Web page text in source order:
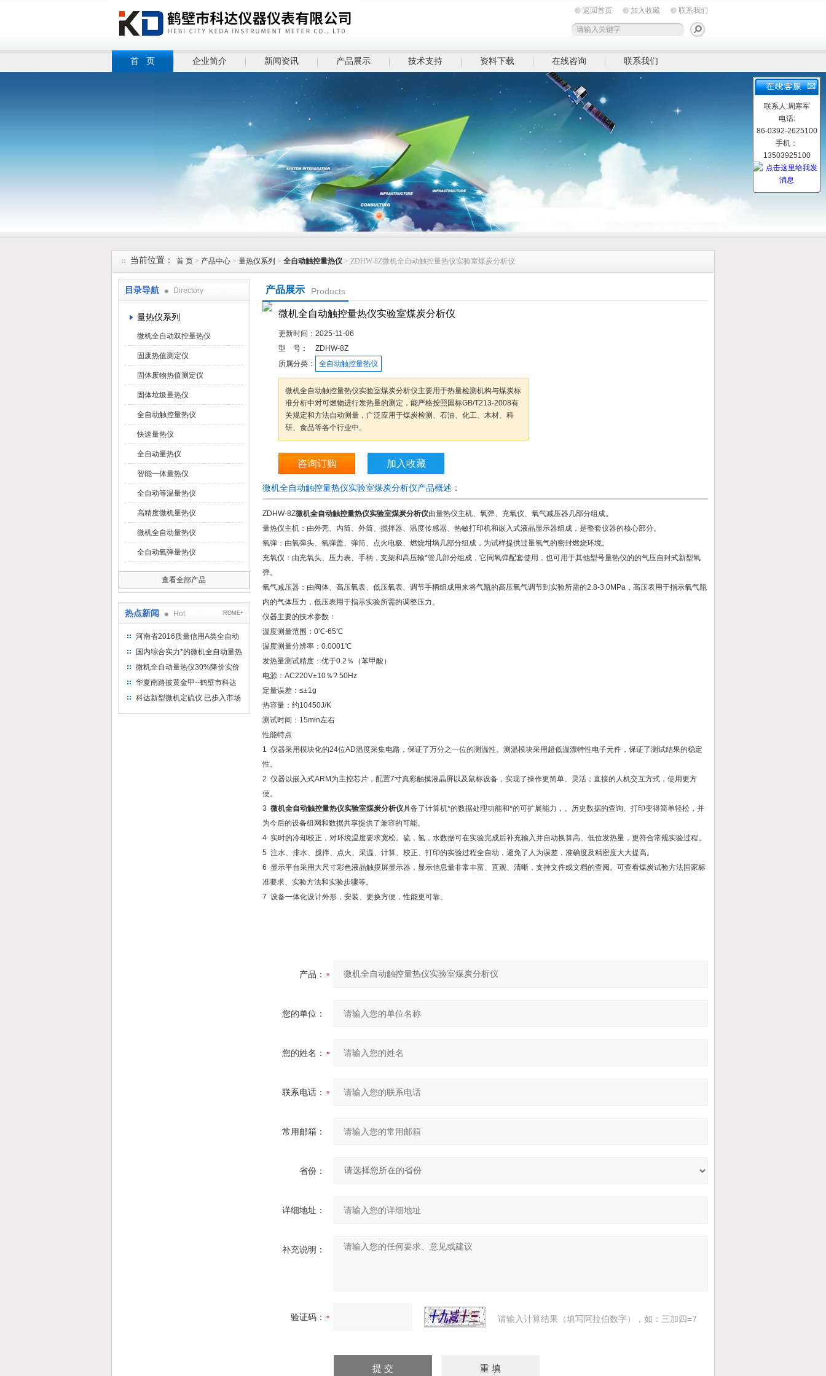
返回首页 加入收藏 联系我们
首 页 企业简介 新闻资讯 产品展示 技术支持 资料下载 在线咨询 联系我们
当前位置： 首 页 > 产品中心 > 量热仪系列 > 全自动触控量热仪 > ZDHW-8Z微机全自动触控量热仪实验室煤炭分析仪
目录导航 Directory
量热仪系列
微机全自动双控量热仪
固废热值测定仪
固体废物热值测定仪
固体垃圾量热仪
全自动触控量热仪
快速量热仪
全自动量热仪
智能一体量热仪
全自动等温量热仪
高精度微机量热仪
微机全自动量热仪
全自动氧弹量热仪
查看全部产品
热点新闻 Hot ROME+
河南省2016质量信用A类全自动
量热仪
国内综合实力*的微机全自动量热
仪制造企业
微机全自动量热仪30%降价实价
出售
华夏南路披黄金甲--鹤壁市科达
仪器仪表有限公司
科达新型微机定硫仪 已步入市场
产品展示 Products
微机全自动触控量热仪实验室煤炭分析仪
更新时间： 2025-11-06
型 号：
ZDHW-8Z
所属分类：
全自动触控量热仪
微机全自动触控量热仪实验室煤炭分析仪主要用于热量检测机构与煤炭标
准分析中对可燃物进行发热量的测定，能严格按照国标GB/T213-2008有
关规定和方法自动测量，广泛应用于煤炭检测、石油、化工、木材、科
研、食品等各个行业中。
咨询订购 加入收藏
微机全自动触控量热仪实验室煤炭分析仪产品概述：
ZDHW-8Z微机全自动触控量热仪实验室煤炭分析仪由量热仪主机、氧弹、充氧仪、氧气减压器几部分组成。
量热仪主机：由外壳、内筒、外筒、搅拌器、温度传感器、热敏打印机和嵌入式液晶显示器组成，是整套仪器的核心部分。
氧弹：由氧弹头、氧弹盖、弹筒、点火电极、燃烧坩埚几部分组成，为试样提供过量氧气的密封燃烧环境。
充氧仪：由充氧头、压力表、手柄，支架和高压输*管几部分组成，它同氧弹配套使用，也可用于其他型号量热仪的的气压自封式新型氧
弹。
氧气减压器：由阀体、高压氧表、低压氧表、调节手柄组成用来将气瓶的高压氧气调节到实验所需的2.8-3.0MPa，高压表用于指示氧气瓶
内的气体压力，低压表用于指示实验所需的调整压力。
仪器主要的技术参数：
温度测量范围：0℃-65℃
温度测量分辨率：0.0001℃
发热量测试精度：优于0.2％（苯甲酸）
电源：AC220V±10％? 50Hz
定量误差：≤±1g
热容量：约10450J/K
测试时间：15min左右
性能特点
1 仪器采用模块化的24位AD温度采集电路，保证了万分之一位的测温性。测温模块采用超低温漂特性电子元件，保证了测试结果的稳定
性。
2 仪器以嵌入式ARM为主控芯片，配置7寸真彩触摸液晶屏以及鼠标设备，实现了操作更简单、灵活；直接的人机交互方式，使用更方
便。
3 微机全自动触控量热仪实验室煤炭分析仪具备了计算机*的数据处理功能和*的可扩展能力，。历史数据的查询、打印变得简单轻松，并
为今后的设备组网和数据共享提供了兼容的可能。
4 实时的冷却校正，对环境温度要求宽松。硫，氢，水数据可在实验完成后补充输入并自动换算高、低位发热量，更符合常规实验过程。
5 注水、排水、搅拌、点火、采温、计算、校正、打印的实验过程全自动，避免了人为误差，准确度及精密度大大提高。
6 显示平台采用大尺寸彩色液晶触摸屏显示器，显示信息量非常丰富、直观、清晰，支持文件或文档的查阅。可查看煤炭试验方法国家标
准要求、实验方法和实验步骤等。
7 设备一体化设计外形，安装、更换方便，性能更可靠。
产品：
您的单位：
您的姓名：
联系电话：
常用邮箱：
省份：
详细地址：
补充说明：
验证码： 请输入计算结果（填写阿拉伯数字），如：三加四=7
联系人:周寒军
电话:
86-0392-2625100
手机：
13503925100